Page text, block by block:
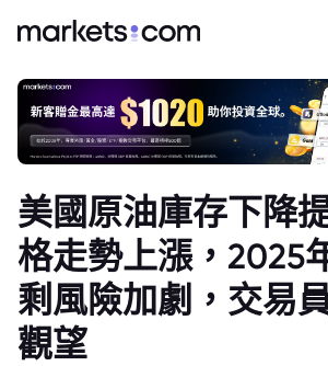
美國原油庫存下降
格走勢上漲，2025
剩風險加劇，交易
觀望